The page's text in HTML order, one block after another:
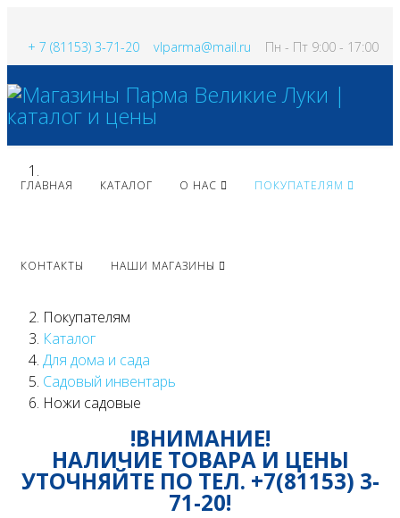
+ 7 (81153) 3-71-20 vlparma@mail.ru Пн - Пт 9:00 - 17:00
ГЛАВНАЯ КАТАЛОГ О НАС ПОКУПАТЕЛЯМ
КОНТАКТЫ НАШИ МАГАЗИНЫ
Покупателям
Каталог
Для дома и сада
Садовый инвентарь
Ножи садовые
!ВНИМАНИЕ!
НАЛИЧИЕ ТОВАРА И ЦЕНЫ
УТОЧНЯЙТЕ ПО ТЕЛ. +7(81153) 3-
71-20!